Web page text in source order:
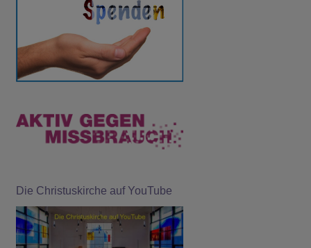
Die Christuskirche auf YouTube